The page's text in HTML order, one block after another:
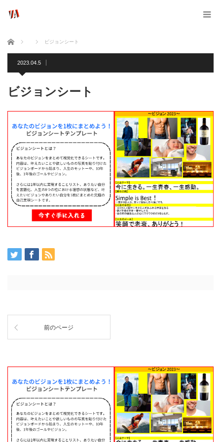
ホーム ビジョンシート
2023.04.5
ビジョンシート
前のページ